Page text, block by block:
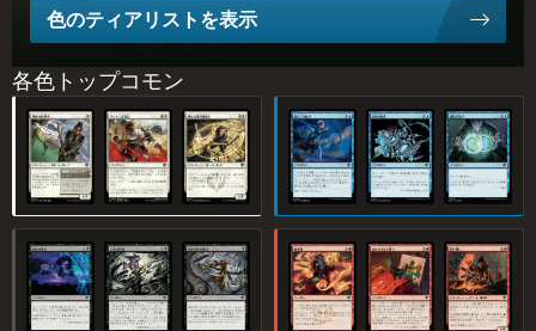
Simic 10.5%
テ
ィ
ア
C
Temur 7.1%
Jeskai 3.4%
テ
ィ
D
Sultai 5.9%
色のティアリストを表示
各色トップコモン
精(せい)鋭(えい)の迎(げい)撃(げき)手(しゅ)
アジャニの反(はん)応(のう)熱(ねっ)心(しん)な象(しょう)形(けい)魔(ま)道(どう)士(し)
置(お)いてけぼり本(ほん)質(しつ)の散(さん)乱(らん)
速(はや)足(あし)
最(さい)後(ご)の喘(あえ)ぎ才(さい)気(き)の代(だい)償(しょう)
円(えん)熟(じゅく)の美(び)辞(じ)麗(れい)句(く)
秘(ひ)本(ほん)破(は)あからさまな嘲(あざけ)り
粗(あら)石(いし)